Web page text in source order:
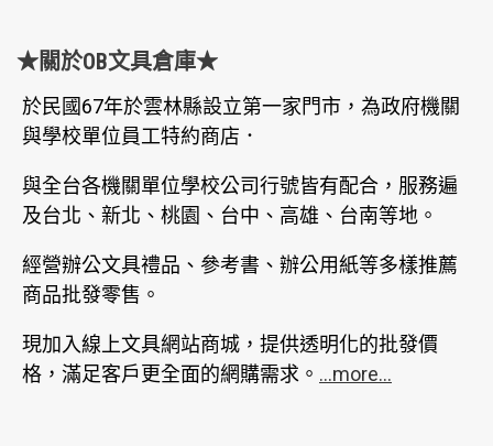
★關於OB文具倉庫★
於民國67年於雲林縣設立第一家門市，為政府機關
與學校單位員工特約商店．
與全台各機關單位學校公司行號皆有配合，服務遍
及台北、新北、桃園、台中、高雄、台南等地。
經營辦公文具禮品、參考書、辦公用紙等多樣推薦
商品批發零售。
現加入線上文具網站商城，提供透明化的批發價
格，滿足客戶更全面的網購需求。 ...more...